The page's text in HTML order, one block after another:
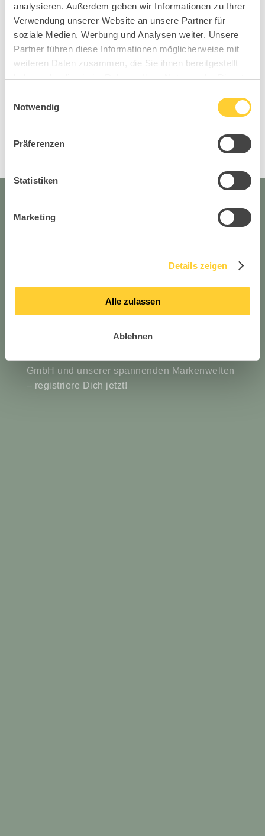
analysieren. Außerdem geben wir Informationen zu Ihrer
Verwendung unserer Website an unsere Partner für
soziale Medien, Werbung und Analysen weiter. Unsere
Partner führen diese Informationen möglicherweise mit
weiteren Daten zusammen, die Sie ihnen bereitgestellt
haben oder die sie im Rahmen Ihrer Nutzung der Dienste
Notwendig
Präferenzen
Statistiken
Marketing
Details zeigen
Alle zulassen
Ablehnen
Solution SY
Bleibe up to date mit den
#topstarnews
Erhalte immer die ersten Einblicke über neue
Produkte, exklusive News über Topstar,
Eventeinladungen, Branchennews und vieles
GmbH und unserer spannenden Markenwelten
– registriere Dich jetzt!